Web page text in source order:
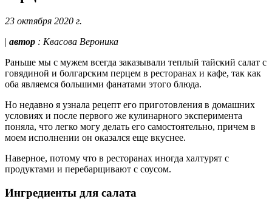
23 октября 2020 г.
| автор : Квасова Вероника
Раньше мы с мужем всегда заказывали теплый тайский салат с
говядиной и болгарским перцем в ресторанах и кафе, так как
оба являемся большими фанатами этого блюда.
Но недавно я узнала рецепт его приготовления в домашних
условиях и после первого же кулинарного эксперимента
поняла, что легко могу делать его самостоятельно, причем в
моем исполнении он оказался еще вкуснее.
Наверное, потому что в ресторанах иногда халтурят с
продуктами и перебарщивают с соусом.
Ингредиенты для салата